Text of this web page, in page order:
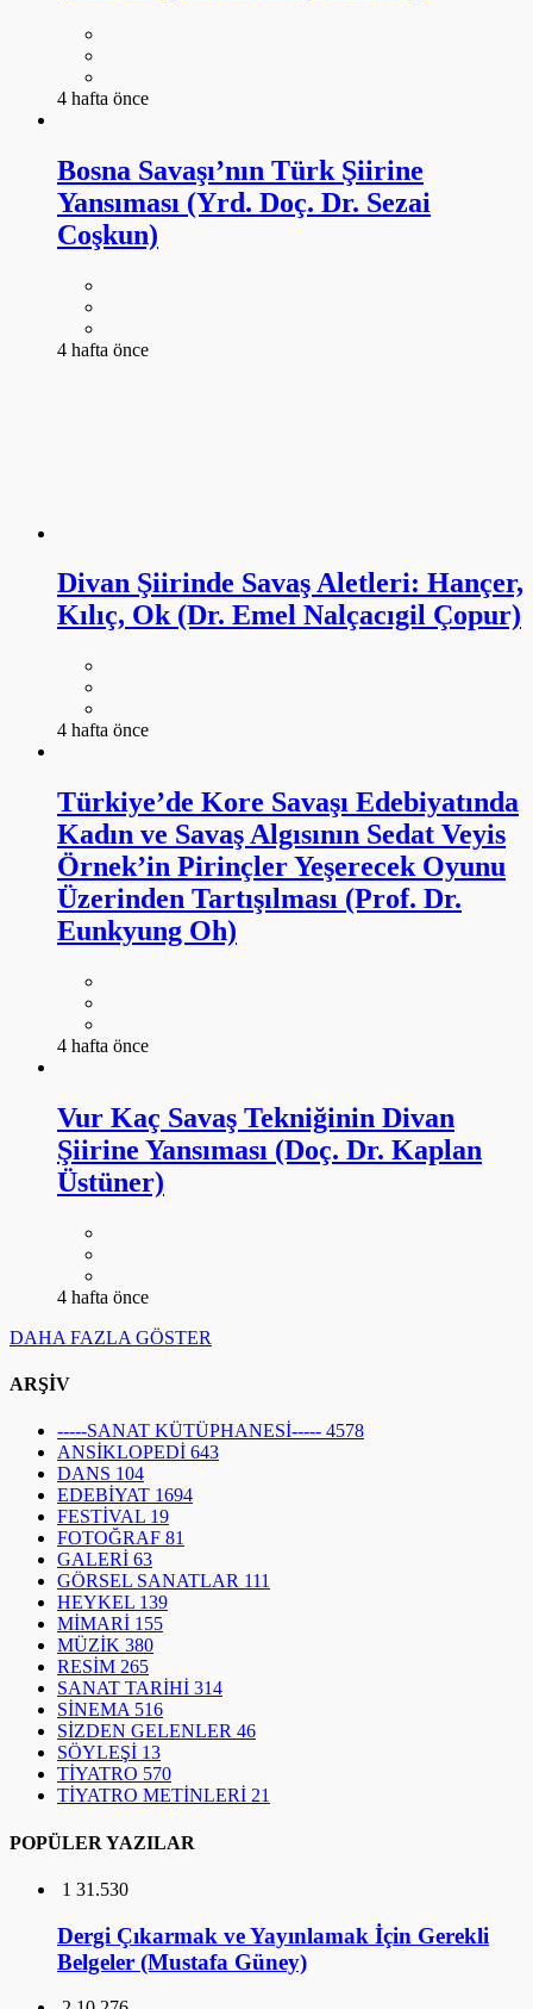
4 hafta önce
Bosna Savaşı’nın Türk Şiirine
Yansıması (Yrd. Doç. Dr. Sezai
Coşkun)
4 hafta önce
4 hafta önce
Türkiye’de Kore Savaşı Edebiyatında
Kadın ve Savaş Algısının Sedat Veyis
Örnek’in Pirinçler Yeşerecek Oyunu
Üzerinden Tartışılması (Prof. Dr.
4 hafta önce
Vur Kaç Savaş Tekniğinin Divan
Şiirine Yansıması (Doç. Dr. Kaplan
Üstüner)
4 hafta önce
DAHA FAZLA GÖSTER
-----SANAT KÜTÜPHANESİ-----
ANSİKLOPEDİ
EDEBİYAT1694
FOTOĞRAF
GÖRSEL SANATLAR 111
HEYKEL139
MİMARİ155
MÜZİK380
RESİM265
SANAT TARİHİ
SİNEMA516
SİZDEN GELENLER 46
SÖYLEŞİ13
TİYATRO570
TİYATRO METİNLERİ
POPÜLER YAZILAR
131.530
Dergi Çıkarmak ve Yayınlamak İçin Gerekli
Belgeler (Mustafa Güney)
210.276
Uzay İstilacıları: Çağdaş Görsel Sanatlarda
Mekanın Yokoluşu (Marcus Graf)
310.231